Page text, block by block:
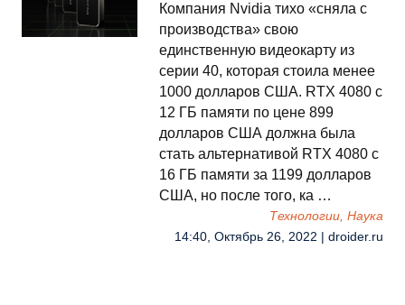
Компания Nvidia тихо «сняла с
производства» свою
единственную видеокарту из
серии 40, которая стоила менее
1000 долларов США. RTX 4080 с
12 ГБ памяти по цене 899
долларов США должна была
стать альтернативой RTX 4080 с
16 ГБ памяти за 1199 долларов
США, но после того, ка …
Технологии, Наука
14:40, Октябрь 26, 2022 | droider.ru